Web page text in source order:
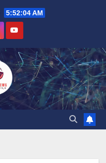
5:52:06 AM